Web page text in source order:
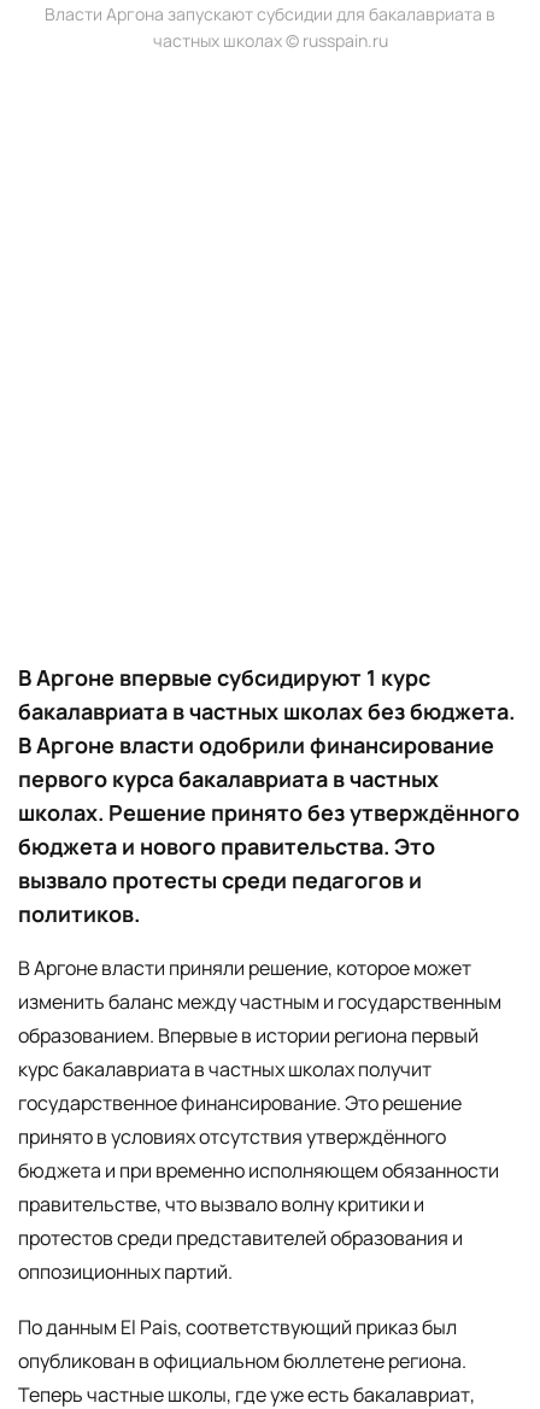
Власти Аргона запускают субсидии для бакалавриата в
частных школах © russpain.ru
В Аргоне впервые субсидируют 1 курс
бакалавриата в частных школах без бюджета.
В Аргоне власти одобрили финансирование
первого курса бакалавриата в частных
школах. Решение принято без утверждённого
бюджета и нового правительства. Это
вызвало протесты среди педагогов и
политиков.
В Аргоне власти приняли решение, которое может
изменить баланс между частным и государственным
образованием. Впервые в истории региона первый
курс бакалавриата в частных школах получит
государственное финансирование. Это решение
принято в условиях отсутствия утверждённого
бюджета и при временно исполняющем обязанности
правительстве, что вызвало волну критики и
протестов среди представителей образования и
оппозиционных партий.
По данным El Pais, соответствующий приказ был
опубликован в официальном бюллетене региона.
Теперь частные школы, где уже есть бакалавриат,